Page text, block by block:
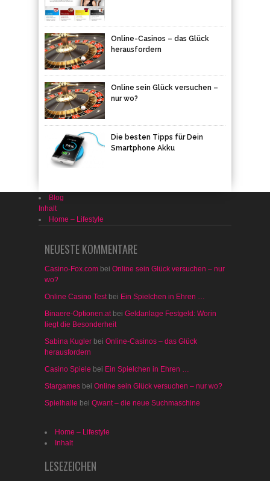
Online-Casinos – das Glück
herausfordern
Online sein Glück versuchen –
nur wo?
Die besten Tipps für Dein
Smartphone Akku
Blog
Inhalt
Home – Lifestyle
NEUESTE KOMMENTARE
Casino-Fox.com bei Online sein Glück versuchen – nur
wo?
Online Casino Testbei Ein Spielchen in Ehren …
Binaere-Optionen.atbei Geldanlage Festgeld: Worin
liegt die Besonderheit
Sabina Kugler bei Online-Casinos – das Glück
herausfordern
Casino Spiele bei Ein Spielchen in Ehren …
Stargames bei Online sein Glück versuchen – nur wo?
Spielhalle bei Qwant – die neue Suchmaschine
Home – Lifestyle
Inhalt
LESEZEICHEN